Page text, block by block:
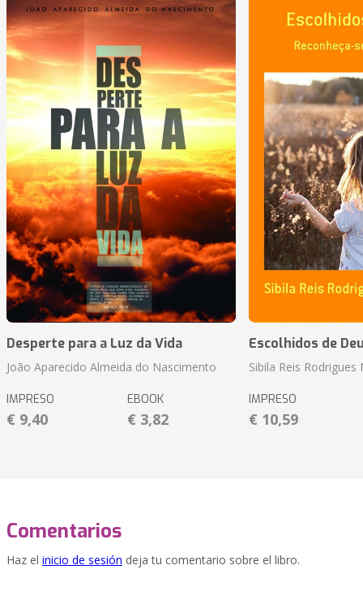
Desperte para a Luz da Vida
João Aparecido Almeida do Nascimento
IMPRESO
€ 9,40
EBOOK
€ 3,82
Escolhidos de
Sibila Reis
IMPRESO
€ 10,59
Comentarios
Haz el inicio de sesión deja tu comentario sobre el libro.